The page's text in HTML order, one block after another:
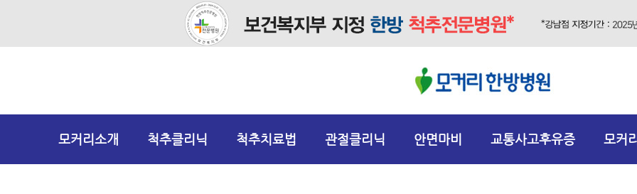
모커리소개 척추클리닉 척추치료법 관절클리닉 안면마비 교통사고후유증 모커